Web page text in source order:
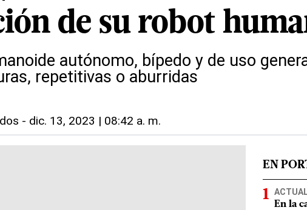
de su robot
autónomo, bípedo y de uso
repetitivas o aburridas
- dic. 13, 2023 | 08:42 a. m.
EN
En la